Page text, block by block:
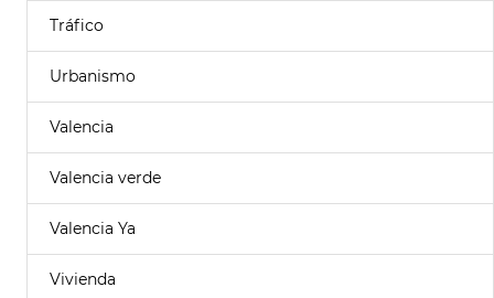
Tráfico
Urbanismo
Valencia
Valencia verde
Valencia Ya
Vivienda